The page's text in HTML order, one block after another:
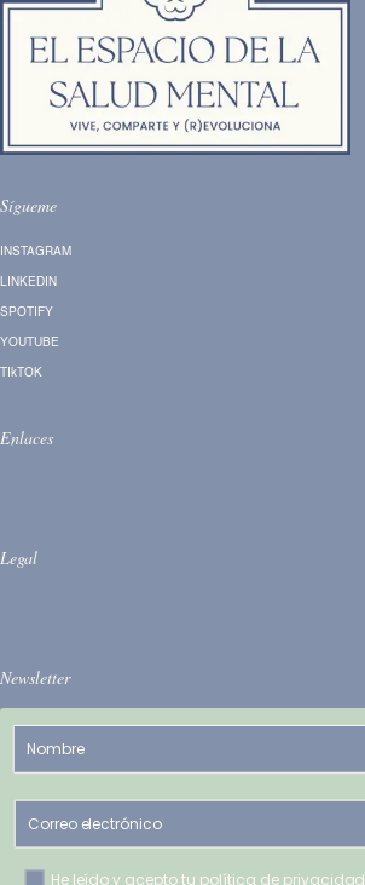
Sígueme
INSTAGRAM
LINKEDIN
SPOTIFY
YOUTUBE
TIkTOK
Enlaces
Legal
Newsletter
Select Options
He leído y acepto tu política de privacidad